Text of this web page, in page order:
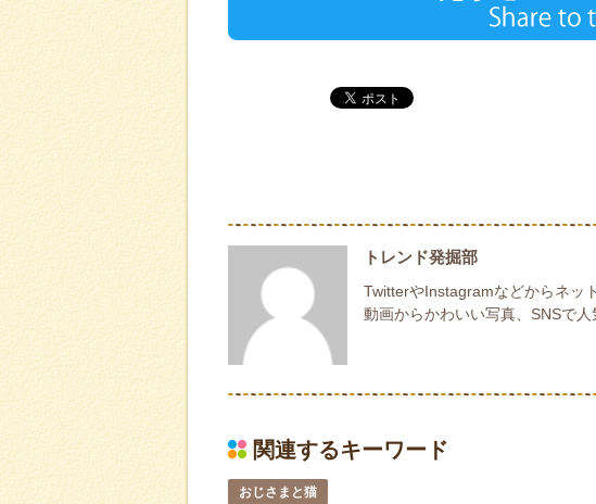
トレンド発掘部
TwitterやInstagramなどからネッ
動画からかわいい写真、SNSで
関連するキーワード
おじさまと猫